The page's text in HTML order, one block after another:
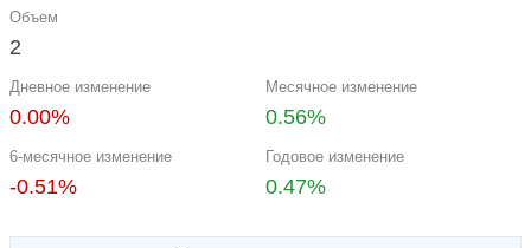
Объем
2
Дневное изменение
0.00%
Месячное изменение
0.56%
6-месячное изменение
-0.51%
Годовое изменение
0.47%